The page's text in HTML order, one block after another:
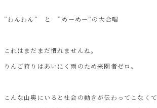
”わんわん” と ”めーめー”の大合唱
これはまだまだ慣れませんね。
りんご狩りはあいにく雨のため来園者ゼロ。
こんな山奥にいると社会の動きが伝わってこなくて